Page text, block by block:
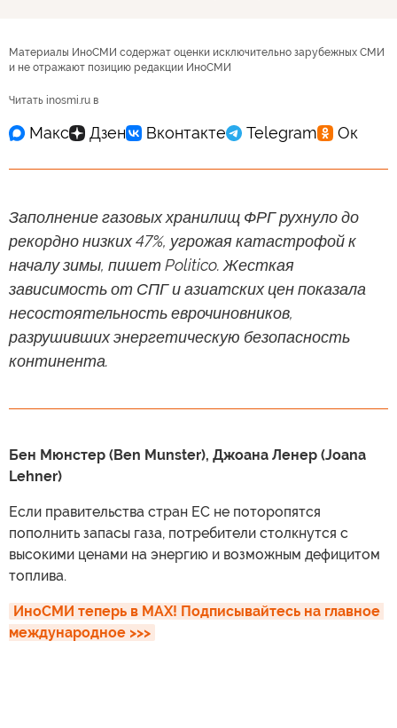
Материалы ИноСМИ содержат оценки исключительно зарубежных СМИ
и не отражают позицию редакции ИноСМИ
Читать inosmi.ru в
Заполнение газовых хранилищ ФРГ рухнуло до
рекордно низких 47%, угрожая катастрофой к
началу зимы, пишет Politico. Жесткая
зависимость от СПГ и азиатских цен показала
несостоятельность еврочиновников,
разрушивших энергетическую безопасность
континента.
Бен Мюнстер (Ben Munster), Джоана Ленер (Joana
Lehner)
Если правительства стран ЕС не поторопятся
пополнить запасы газа, потребители столкнутся с
высокими ценами на энергию и возможным дефицитом
топлива.
ИноСМИ теперь в MAX! Подписывайтесь на главное
международное >>>